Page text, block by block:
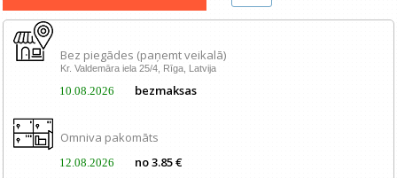
Renewd tehnika, Outlet
Bez piegādes (paņemt veikalā)
Kr. Valdemāra iela 25/4, Rīga, Latvija
10.08.2026 bezmaksas
Omniva pakomāts
12.08.2026 no 3.85 €